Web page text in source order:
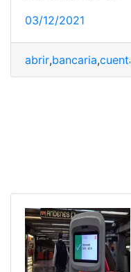
03/12/2021
abrir,bancaria,cuenta